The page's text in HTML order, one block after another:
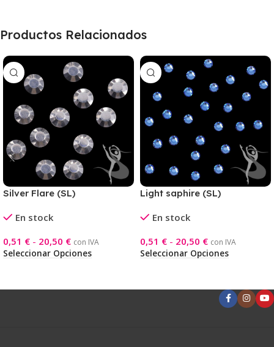
Productos Relacionados
Silver Flare (SL)
En stock
0,51 € - 20,50 € con IVA
Seleccionar Opciones
Light saphire (SL)
En stock
0,51 € - 20,50 € con IVA
Seleccionar Opciones